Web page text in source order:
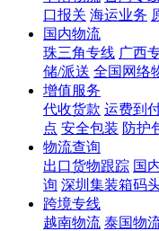
口报关 海运业务
国内物流
珠三角专线 广西
储/派送 全国网络
增值服务
代收货款 运费到
点 安全包装 防护
物流查询
出口货物跟踪 国
询 深圳集装箱码
跨境专线
越南物流 泰国物